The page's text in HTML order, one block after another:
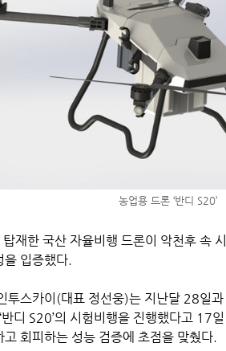
농업용 드론 ‘반디 S20’
재한 국산 자율비행 드론이 악천후 속
을 입증했다.
투스카이(대표 정선웅)는 지난달 28일
디 S20’의 시험비행을 진행했다고 17
회피하는 성능 검증에 초점을 맞췄다.